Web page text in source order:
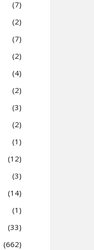
7
2
7
2
4
2
3
2
1
12
3
14
1
33
662